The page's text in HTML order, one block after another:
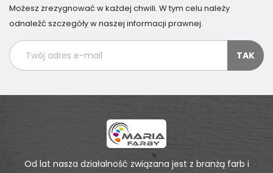
Możesz zrezygnować w każdej chwili. W tym celu należy
odnaleźć szczegóły w naszej informacji prawnej.
Od lat nasza działalność związana jest z branżą farb i